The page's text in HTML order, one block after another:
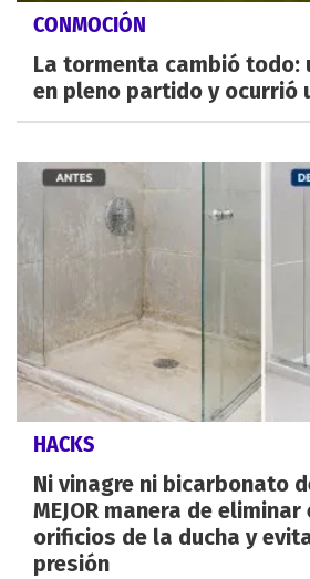
CONMOCIÓN
La tormenta cambió todo:
en pleno partido y ocurrió
HACKS
Ni vinagre ni bicarbonato
MEJOR manera de
orificios de la ducha y
presión